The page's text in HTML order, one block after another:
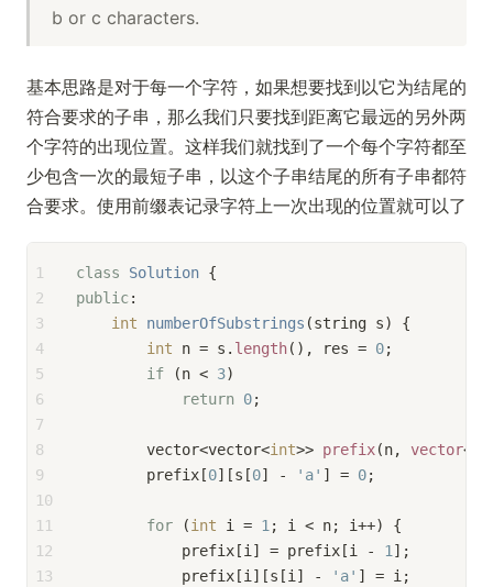
b or c characters.
基本思路是对于每一个字符，如果想要找到以它为结尾的
符合要求的子串，那么我们只要找到距离它最远的另外两
个字符的出现位置。这样我们就找到了一个每个字符都至
少包含一次的最短子串，以这个子串结尾的所有子串都符
合要求。使用前缀表记录字符上一次出现的位置就可以了
1
2
3
4
5
6
7
8
9
10
11
12
13
class Solution {
public:
int
numberOfSubstrings (string s)
{
int n = s. length(), res = 0;
if (n < 3)
return 0;
        vector<vector<
int>> prefix(n, vector<
        prefix[
0][s[0] - 'a' ] = 0;
for (int i = 1 ; i < n; i++) {
            prefix[i] = prefix[i -
1 ];
            prefix[i][s[i] -
'a' ] = i;